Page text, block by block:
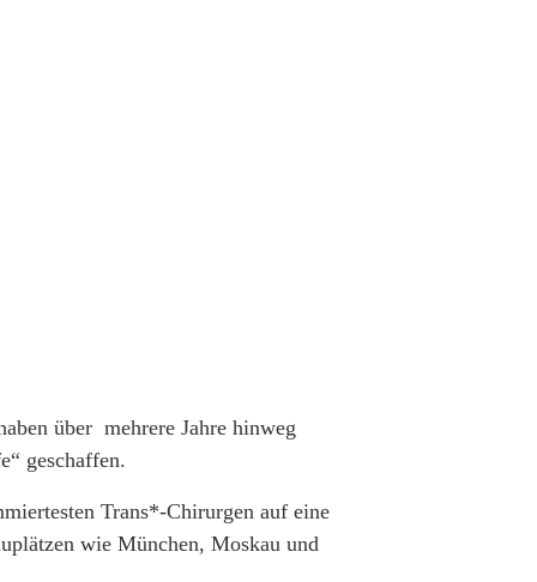
über mehrere Jahre hinweg
geschaffen.
Trans*-Chirurgen auf eine
wie München, Moskau und